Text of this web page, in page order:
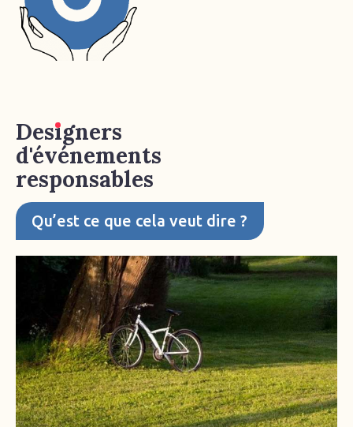
Designers
d'événements
responsables
Qu’est ce que cela veut dire ?